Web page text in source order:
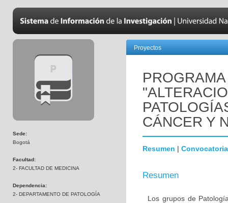
Sede:
Bogotá
Facultad:
2- FACULTAD DE MEDICINA
Dependencia:
2- DEPARTAMENTO DE PATOLOGÍA
Proyectos
CÁNCER Y
Resumen | Convocatoria
Resumen
Los grupos de